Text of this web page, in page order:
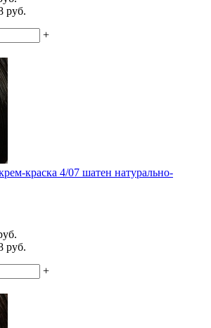
руб.
+
краска 4/07 шатен натурально-
руб.
+